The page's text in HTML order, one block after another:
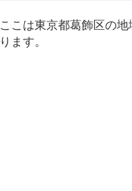
ここは東京都葛飾区の
ります。